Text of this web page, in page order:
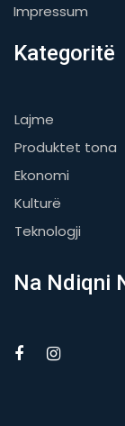
Impressum
Kategoritë
Lajme
Produktet tona
Ekonomi
Kulturë
Teknologji
Na Ndiqni